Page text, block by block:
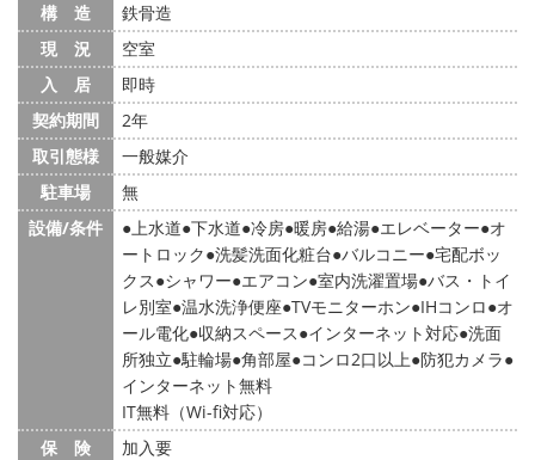
構 造
鉄骨造
現 況
空室
入 居
即時
契約期間
2年
取引態様
一般媒介
駐車場
無
設備/条件
上水道 下水道 冷房 暖房 給湯 エレベーター オ
ートロック 洗髪洗面化粧台 バルコニー 宅配ボッ
クス シャワー エアコン 室内洗濯置場 バス・トイ
レ別室 温水洗浄便座 TVモニターホン IHコンロ オ
ール電化 収納スペース インターネット対応 洗面
所独立 駐輪場 角部屋 コンロ2口以上 防犯カメラ
インターネット無料
IT無料（Wi-fi対応）
保 険
加入要